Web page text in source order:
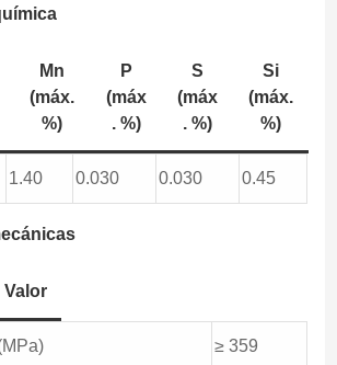
Mn
(máx.
%)
P
(máx
. %)
S
(máx
. %)
Si
(máx.
%)
1.40 0.030 0.030 0.45
Valor
≥ 359